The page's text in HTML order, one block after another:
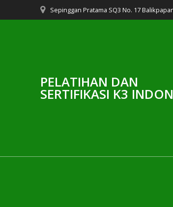
to
Sepinggan Pratama SQ3 No. 17
PELATIHAN DAN
SERTIFIKASI K3